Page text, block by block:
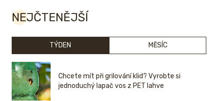
NEJČTENĚJŠÍ
TÝDEN MĚSÍC
Chcete mít při grilování klid? Vyrobte si
jednoduchý lapač vos z PET lahve